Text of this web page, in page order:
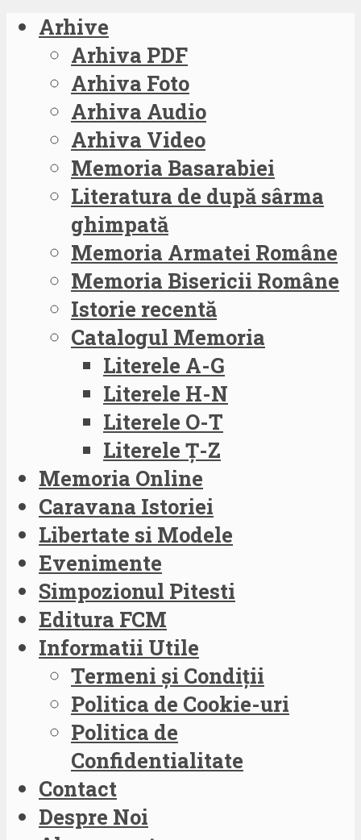
Arhive
Arhiva PDF
Arhiva Foto
Arhiva Audio
Arhiva Video
Memoria Basarabiei
Literatura de după sârma
ghimpată
Memoria Armatei Române
Memoria Bisericii Române
Istorie recentă
Catalogul Memoria
Literele A-G
Literele H-N
Literele O-T
Literele Ț-Z
Memoria Online
Caravana Istoriei
Libertate si Modele
Evenimente
Simpozionul Pitesti
Editura FCM
Informatii Utile
Termeni și Condiții
Politica de Cookie-uri
Politica de
Confidentialitate
Contact
Despre Noi